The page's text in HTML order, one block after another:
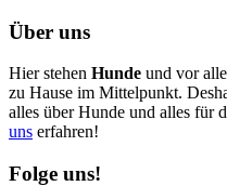
Über uns
Hier stehen Hunde und vor
zu Hause im Mittelpunkt.
alles über Hunde und alles für
uns erfahren!
Folge uns!